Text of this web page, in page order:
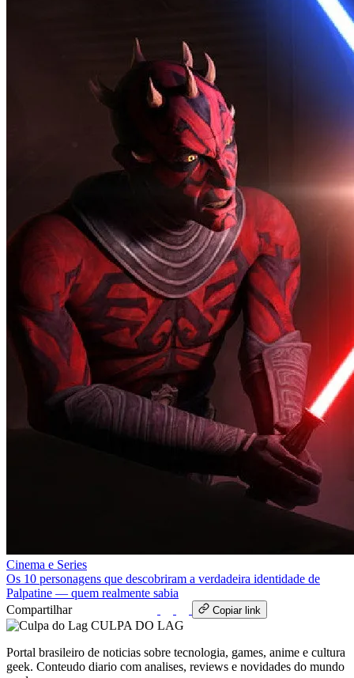
Cinema e Series
Os 10 personagens que descobriram a verdadeira identidade de
Palpatine — quem realmente sabia
Compartilhar
Copiar link
CULPA DO LAG
Portal brasileiro de noticias sobre tecnologia, games, anime e cultura
geek. Conteudo diario com analises, reviews e novidades do mundo